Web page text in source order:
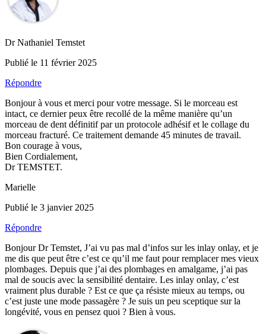
Dr Nathaniel Temstet
Publié le 11 février 2025
Répondre
Bonjour à vous et merci pour votre message. Si le morceau est
intact, ce dernier peux être recollé de la même manière qu’un
morceau de dent définitif par un protocole adhésif et le collage du
morceau fracturé. Ce traitement demande 45 minutes de travail.
Bon courage à vous,
Bien Cordialement,
Dr TEMSTET.
Marielle
Publié le 3 janvier 2025
Répondre
Bonjour Dr Temstet, J’ai vu pas mal d’infos sur les inlay onlay, et je
me dis que peut être c’est ce qu’il me faut pour remplacer mes vieux
plombages. Depuis que j’ai des plombages en amalgame, j’ai pas
mal de soucis avec la sensibilité dentaire. Les inlay onlay, c’est
vraiment plus durable ? Est ce que ça résiste mieux au temps, ou
c’est juste une mode passagère ? Je suis un peu sceptique sur la
longévité, vous en pensez quoi ? Bien à vous.